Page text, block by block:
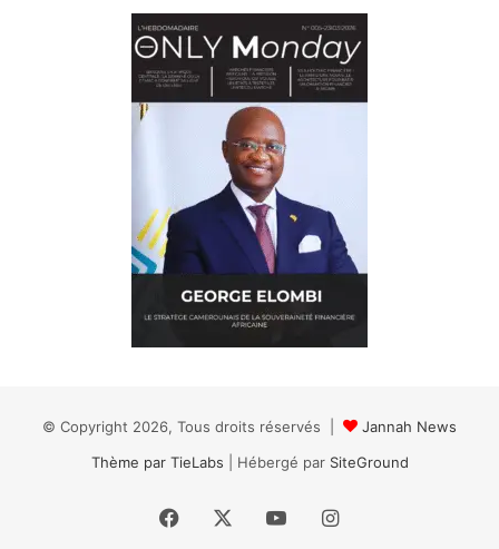
© Copyright 2026, Tous droits réservés |
Jannah News
Thème par TieLabs | Hébergé par SiteGround
Facebook YouTubeInstagram